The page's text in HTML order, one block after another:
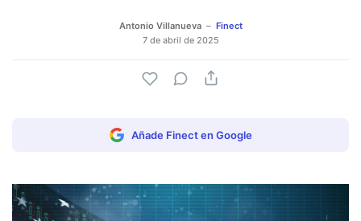
Antonio Villanueva
Finect
7 de abril de 2025
Añade Finect en Google